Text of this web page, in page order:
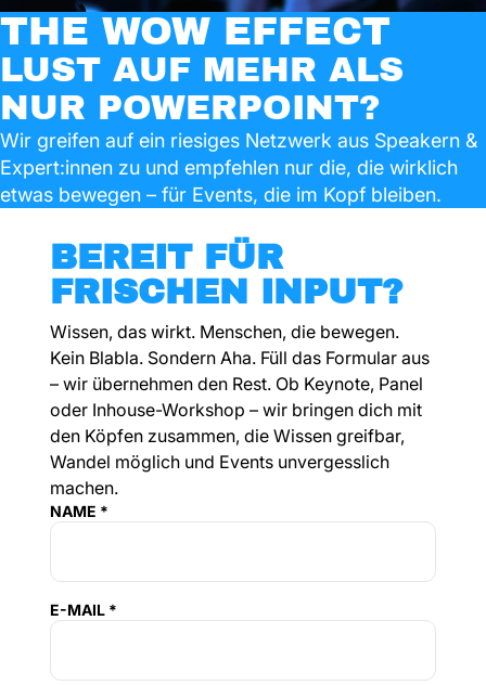
THE WOW EFFECT
LUST AUF MEHR ALS
NUR POWERPOINT?
Wir greifen auf ein riesiges Netzwerk aus Speakern &
Expert:innen zu und empfehlen nur die, die wirklich
etwas bewegen – für Events, die im Kopf bleiben.
BEREIT FÜR
FRISCHEN INPUT?
Wissen, das wirkt. Menschen, die bewegen.
Kein Blabla. Sondern Aha. Füll das Formular aus
– wir übernehmen den Rest. Ob Keynote, Panel
oder Inhouse-Workshop – wir bringen dich mit
den Köpfen zusammen, die Wissen greifbar,
Wandel möglich und Events unvergesslich
machen.
NAME *
E-MAIL *